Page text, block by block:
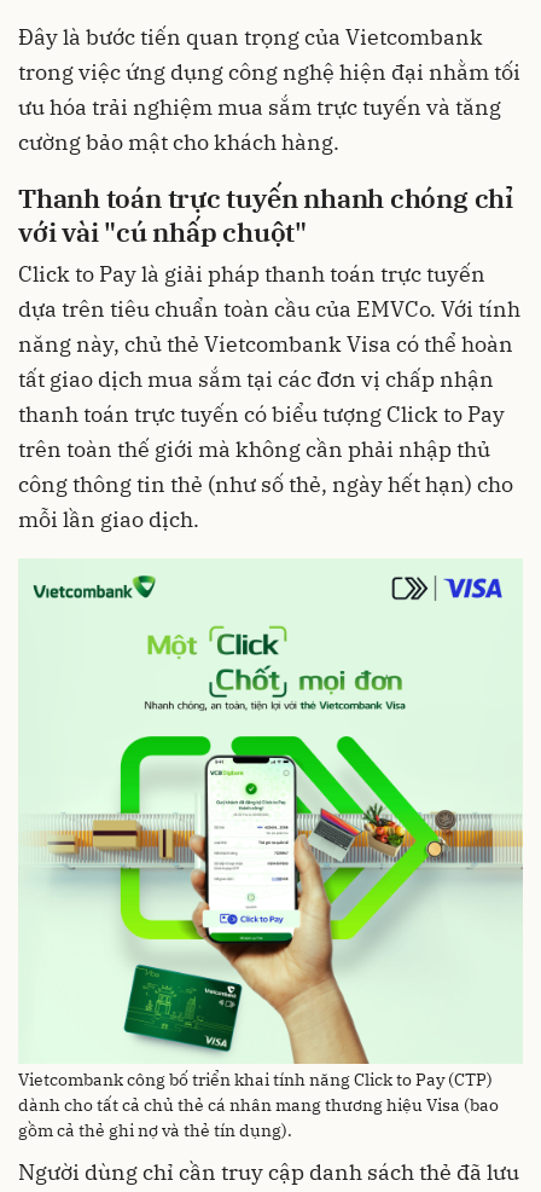
Đây là bước tiến quan trọng của Vietcombank
trong việc ứng dụng công nghệ hiện đại nhằm tối
ưu hóa trải nghiệm mua sắm trực tuyến và tăng
cường bảo mật cho khách hàng.
Thanh toán trực tuyến nhanh chóng chỉ
với vài "cú nhấp chuột"
Click to Pay là giải pháp thanh toán trực tuyến
dựa trên tiêu chuẩn toàn cầu của EMVCo. Với tính
năng này, chủ thẻ Vietcombank Visa có thể hoàn
tất giao dịch mua sắm tại các đơn vị chấp nhận
thanh toán trực tuyến có biểu tượng Click to Pay
trên toàn thế giới mà không cần phải nhập thủ
công thông tin thẻ (như số thẻ, ngày hết hạn) cho
mỗi lần giao dịch.
Vietcombank công bố triển khai tính năng Click to Pay (CTP)
dành cho tất cả chủ thẻ cá nhân mang thương hiệu Visa (bao
gồm cả thẻ ghi nợ và thẻ tín dụng).
Người dùng chỉ cần truy cập danh sách thẻ đã lưu